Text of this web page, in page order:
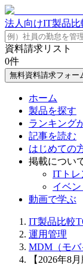
法人向けIT製品比
資料請求リスト
0件
無料資料請求フォー
ホーム
製品を探す
ランキング
記事を読む
はじめての
掲載につい
ITトレ
イベ
動画で学ぶ
IT製品比較
運用管理
MDM（モバ
【2026年8